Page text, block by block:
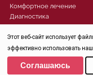
Комфортное лечение
Диагностика
Этот веб-сайт использует
эффективно использовать наш
Выберите настройки
Соглашаюсь